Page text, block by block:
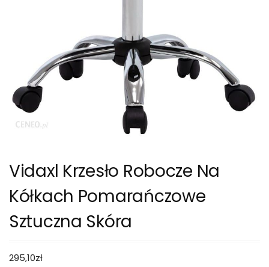
Vidaxl Krzesło Robocze Na
Kółkach Pomarańczowe
Sztuczna Skóra
295,10zł